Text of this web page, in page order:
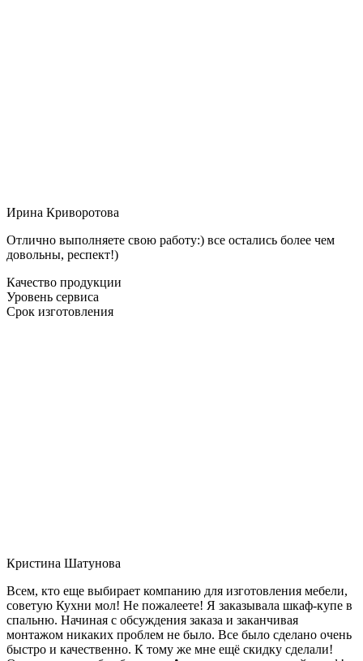
Ирина Криворотова
Отлично выполняете свою работу:) все остались более чем
довольны, респект!)
Качество продукции
Уровень сервиса
Срок изготовления
Кристина Шатунова
Всем, кто еще выбирает компанию для изготовления мебели,
советую Кухни мол! Не пожалеете! Я заказывала шкаф-купе в
спальню. Начиная с обсуждения заказа и заканчивая
монтажом никаких проблем не было. Все было сделано очень
быстро и качественно. К тому же мне ещё скидку сделали!